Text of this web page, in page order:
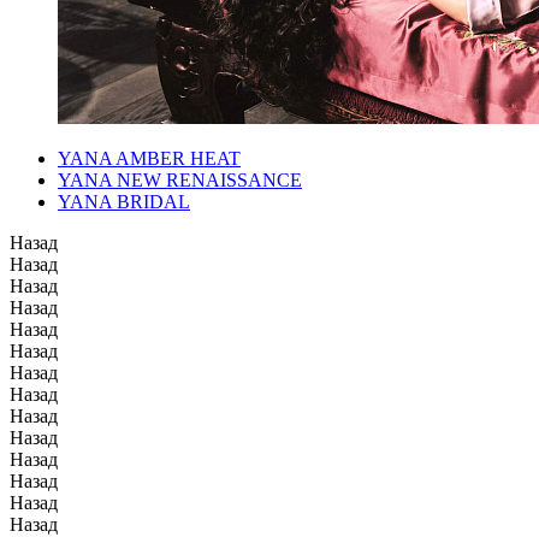
YANA AMBER HEAT
YANA NEW RENAISSANCE
YANA BRIDAL
Назад
Назад
Назад
Назад
Назад
Назад
Назад
Назад
Назад
Назад
Назад
Назад
Назад
Назад